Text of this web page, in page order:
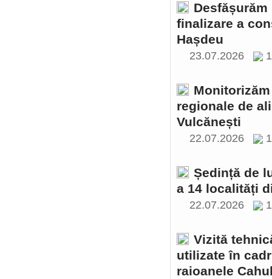
finalizare a
Hașdeu
23.07.2026
regionale de
Vulcănești
22.07.2026
Ședință de
a 14 localități
22.07.2026
Vizită
utilizate în
raioanele